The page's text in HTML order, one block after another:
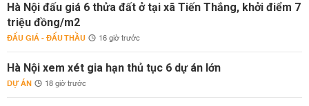
Hà Nội đấu giá 6 thửa đất ở tại xã Tiến Thắng, khởi điểm 7
triệu đồng/m2
ĐẤU GIÁ - ĐẤU THẦU 16 giờ trước
Hà Nội xem xét gia hạn thủ tục 6 dự án lớn
DỰ ÁN 18 giờ trước